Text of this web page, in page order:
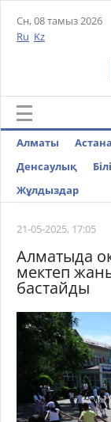
Сн, 08 тамыз 2026
Ru Kz
Алматы Астана
Денсаулық
Жұлдыздар
21-05-2025, 17:05
Алматыда
мектеп
бастайды